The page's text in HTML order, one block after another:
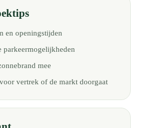
en openingstijden
mee
vertrek of de markt doorgaat